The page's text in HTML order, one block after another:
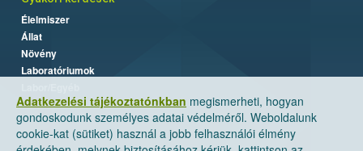
Adatkezelési tájékoztatónkban megismerheti, hogyan
gondoskodunk személyes adatai védelméről. Weboldalunk
cookie-kat (sütiket) használ a jobb felhasználói élmény
Élelmiszer
Állat
Növény
Laboratóriumok